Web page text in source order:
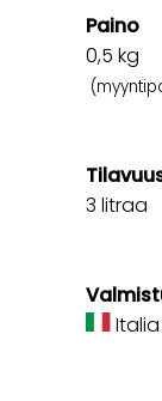
Paino
0,5 kg
3 litraa
Italia